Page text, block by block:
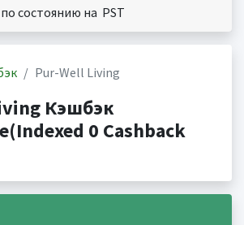
по состоянию на PST
Pur-Well Living
Кэшбэк
0 Cashback